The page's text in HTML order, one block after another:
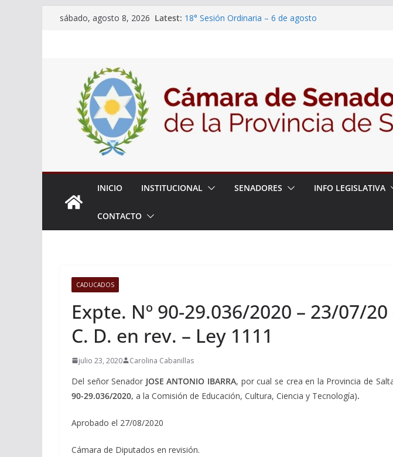
sábado, agosto 8, 2026 Latest: 18° Sesión Ordinaria – 6 de agosto
Expte. Nº 90-34.516/2026 – 06/08/26 – Créase el Ente
de Protección y Control Vegetal
INICIO INSTITUCIONAL SENADORES INFO LEGISLATIVA
CONTACTO
CADUCADOS
Expte. Nº 90-29.036/2020 – 23/07/
C. D. en rev. – Ley 1111
julio 23, 2020 Carolina Cabanillas
Del señor Senador JOSE ANTONIO IBARRA, por cual se crea en la Provincia de
90-29.036/2020, a la Comisión de Educación, Cultura, Ciencia y Tecnología).
Aprobado el 27/08/2020
Cámara de Diputados en revisión.